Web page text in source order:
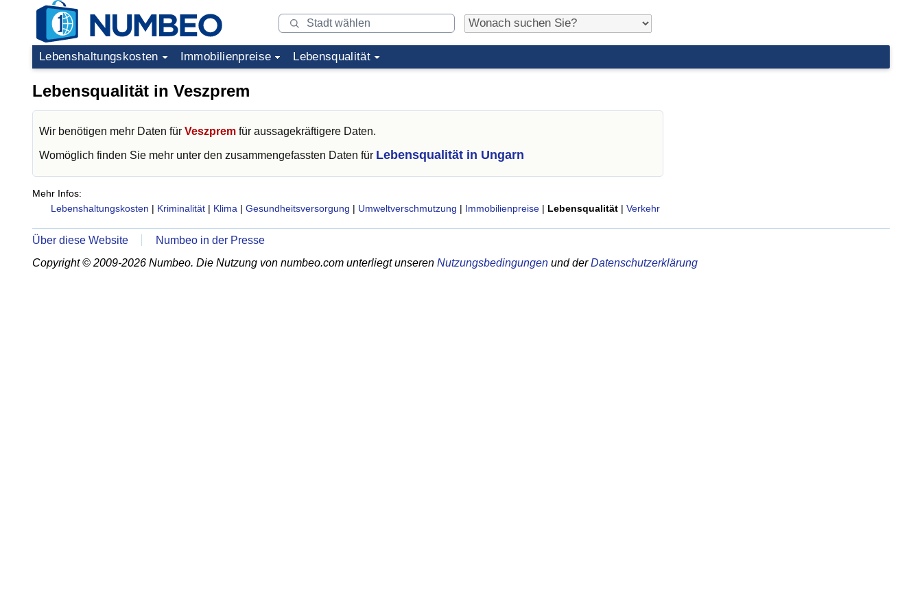
Lebenshaltungskosten Immobilienpreise Lebensqualität
Lebensqualität in Veszprem
Wir benötigen mehr Daten für Veszprem für aussagekräftigere Daten.
Womöglich finden Sie mehr unter den zusammengefassten Daten für Lebensqualität in Ungarn
Mehr Infos:
Lebenshaltungskosten | Kriminalität | Klima | Gesundheitsversorgung | Umweltverschmutzung | Immobilienpreise | Lebensqualität | Verkehr
Über diese Website
Numbeo in der Presse
Copyright © 2009-2026 Numbeo. Die Nutzung von numbeo.com unterliegt unseren Nutzungsbedingungen und derDatenschutzerklärung